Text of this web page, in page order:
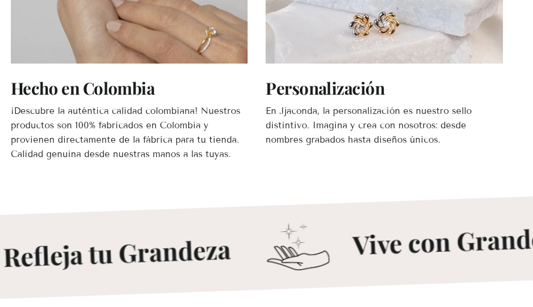
Hecho en Colombia
¡Descubre la auténtica calidad colombiana! Nuestros
productos son 100% fabricados en Colombia y
provienen directamente de la fábrica para tu tienda.
Calidad genuina desde nuestras manos a las tuyas.
Personalización
En Jjaconda, la personalización es nuestro sello
distintivo. Imagina y crea con nosotros: desde
nombres grabados hasta diseños únicos.
Refleja tu Grandeza Vive con